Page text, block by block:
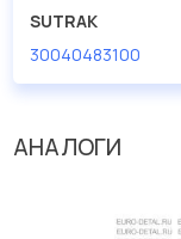
SUTRAK
30040483100
АНАЛОГИ